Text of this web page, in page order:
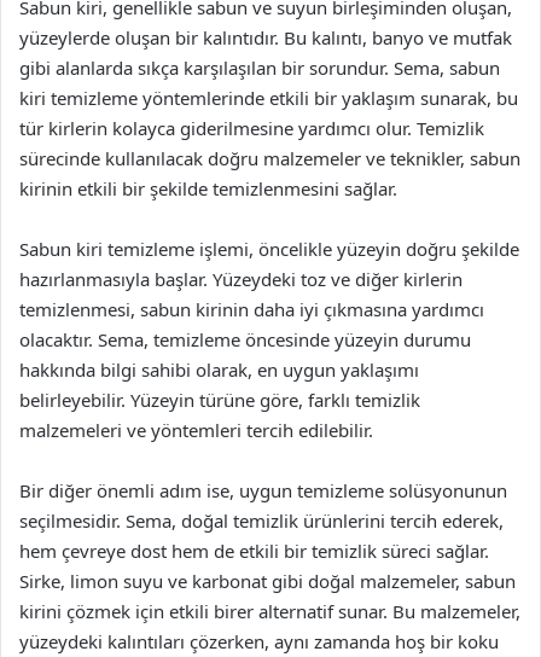
Sabun kiri, genellikle sabun ve suyun birleşiminden oluşan,
yüzeylerde oluşan bir kalıntıdır. Bu kalıntı, banyo ve mutfak
gibi alanlarda sıkça karşılaşılan bir sorundur. Sema, sabun
kiri temizleme yöntemlerinde etkili bir yaklaşım sunarak, bu
tür kirlerin kolayca giderilmesine yardımcı olur. Temizlik
sürecinde kullanılacak doğru malzemeler ve teknikler, sabun
kirinin etkili bir şekilde temizlenmesini sağlar.
Sabun kiri temizleme işlemi, öncelikle yüzeyin doğru şekilde
hazırlanmasıyla başlar. Yüzeydeki toz ve diğer kirlerin
temizlenmesi, sabun kirinin daha iyi çıkmasına yardımcı
olacaktır. Sema, temizleme öncesinde yüzeyin durumu
hakkında bilgi sahibi olarak, en uygun yaklaşımı
belirleyebilir. Yüzeyin türüne göre, farklı temizlik
malzemeleri ve yöntemleri tercih edilebilir.
Bir diğer önemli adım ise, uygun temizleme solüsyonunun
seçilmesidir. Sema, doğal temizlik ürünlerini tercih ederek,
hem çevreye dost hem de etkili bir temizlik süreci sağlar.
Sirke, limon suyu ve karbonat gibi doğal malzemeler, sabun
kirini çözmek için etkili birer alternatif sunar. Bu malzemeler,
yüzeydeki kalıntıları çözerken, aynı zamanda hoş bir koku